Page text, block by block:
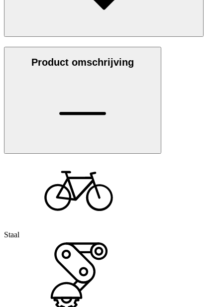
Product omschrijving
Staal